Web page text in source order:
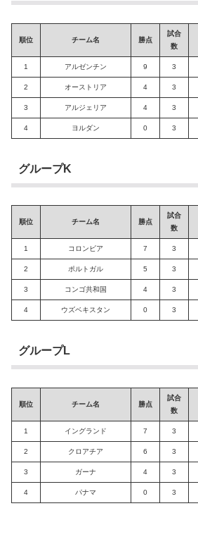
順位 チーム名 勝点
試合
数
1 アルゼンチン 9 3
2 オーストリア 4 3
3 アルジェリア 4 3
4 ヨルダン 0 3
グループK
順位 チーム名 勝点
試合
数
1 コロンビア 7 3
2 ポルトガル 5 3
3 コンゴ共和国 4 3
4 ウズベキスタン 0 3
グループL
順位 チーム名 勝点
試合
数
1 イングランド 7 3
2 クロアチア 6 3
3 ガーナ 4 3
4 パナマ 0 3